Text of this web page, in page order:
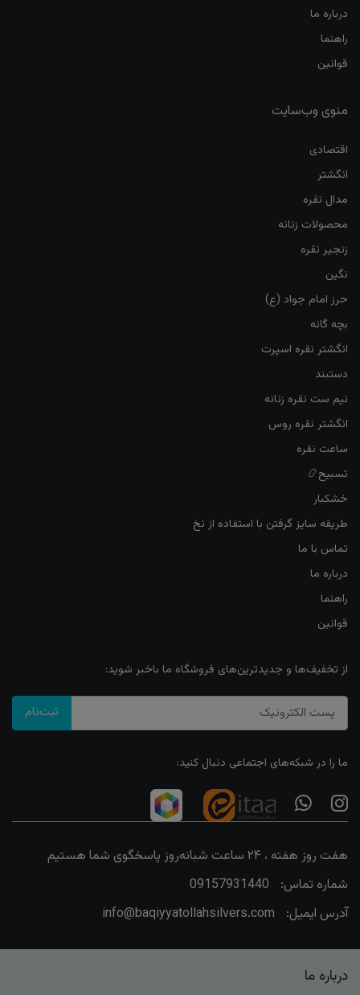
درباره ما
راهنما
قوانین
منوی وب‌سایت
اقتصادی
انگشتر
مدال نقره
محصولات زنانه
زنجیر نقره
نگین
حرز امام جواد (ع)
بچه گانه
انگشتر نقره اسپرت
دستبند
نیم ست نقره زنانه
انگشتر نقره روس
ساعت نقره
تسبیح📿
خشکبار
طریقه سایز گرفتن با استفاده از نخ
تماس با ما
درباره ما
راهنما
قوانین
از تخفیف‌ها و جدیدترین‌های فروشگاه ما باخبر شوید:
ثبت‌نام
ما را در شبکه‌های اجتماعی دنبال کنید:
هفت روز هفته ، ۲۴ ساعت شبانه‌روز پاسخگوی شما هستیم
شماره تماس:
09157931440
آدرس ایمیل:
info@baqiyyatollahsilvers.com
درباره ما